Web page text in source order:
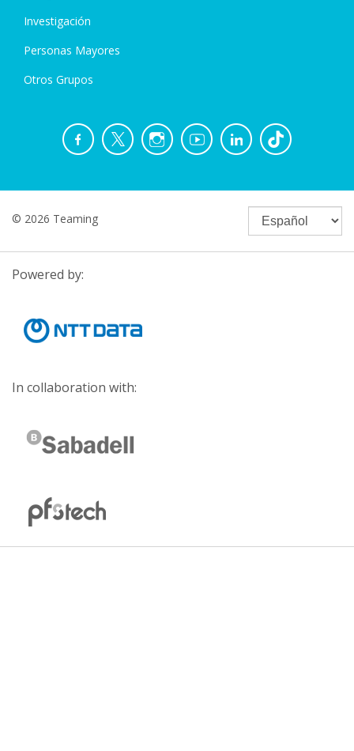
Investigación
Personas Mayores
Otros Grupos
© 2026 Teaming
Powered by:
In collaboration with: